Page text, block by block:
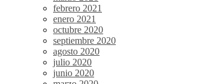
febrero 2021
enero 2021
octubre 2020
septiembre 2020
agosto 2020
julio 2020
junio 2020